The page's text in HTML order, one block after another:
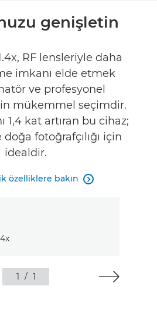
genişletin
RF lensleriyle daha
imkanı elde etmek
ve profesyonel
mükemmel seçimdir.
1,4 kat artıran bu cihaz;
doğa fotoğrafçılığı için
idealdir.
özelliklere bakın 
1 / 1